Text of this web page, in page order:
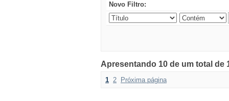
Novo Filtro:
Apresentando 10 de um total de
1 2 Próxima página